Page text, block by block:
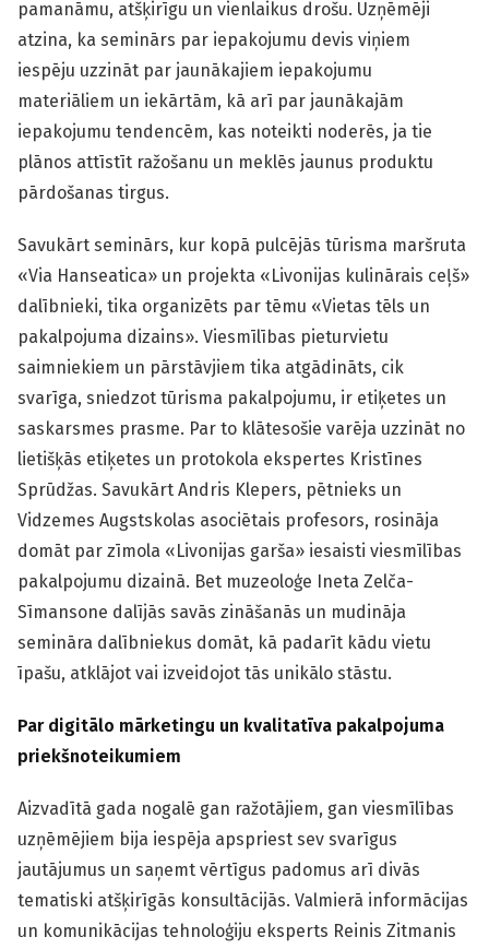
pamanāmu, atšķirīgu un vienlaikus drošu. Uzņēmēji
atzina, ka seminārs par iepakojumu devis viņiem
iespēju uzzināt par jaunākajiem iepakojumu
materiāliem un iekārtām, kā arī par jaunākajām
iepakojumu tendencēm, kas noteikti noderēs, ja tie
plānos attīstīt ražošanu un meklēs jaunus produktu
pārdošanas tirgus.
Savukārt seminārs, kur kopā pulcējās tūrisma maršruta
«Via Hanseatica» un projekta «Livonijas kulinārais ceļš»
dalībnieki, tika organizēts par tēmu «Vietas tēls un
pakalpojuma dizains». Viesmīlības pieturvietu
saimniekiem un pārstāvjiem tika atgādināts, cik
svarīga, sniedzot tūrisma pakalpojumu, ir etiķetes un
saskarsmes prasme. Par to klātesošie varēja uzzināt no
lietišķās etiķetes un protokola ekspertes Kristīnes
Sprūdžas. Savukārt Andris Klepers, pētnieks un
Vidzemes Augstskolas asociētais profesors, rosināja
domāt par zīmola «Livonijas garša» iesaisti viesmīlības
pakalpojumu dizainā. Bet muzeoloģe Ineta Zelča-
Sīmansone dalījās savās zināšanās un mudināja
semināra dalībniekus domāt, kā padarīt kādu vietu
īpašu, atklājot vai izveidojot tās unikālo stāstu.
Par digitālo mārketingu un kvalitatīva pakalpojuma
priekšnoteikumiem
Aizvadītā gada nogalē gan ražotājiem, gan viesmīlības
uzņēmējiem bija iespēja apspriest sev svarīgus
jautājumus un saņemt vērtīgus padomus arī divās
tematiski atšķirīgās konsultācijās. Valmierā informācijas
un komunikācijas tehnoloģiju eksperts Reinis Zitmanis